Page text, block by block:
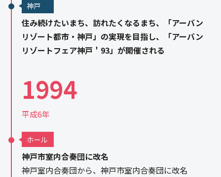
神戸
住み続けたいまち、訪れたくなるまち、「アーバン
リゾート都市・神戸」の実現を目指し、「アーバン
リゾートフェア神戸＇93」が開催される
1994
平成6年
ホール
神戸市室内合奏団に改名
神戸室内合奏団から、神戸市室内合奏団に改名